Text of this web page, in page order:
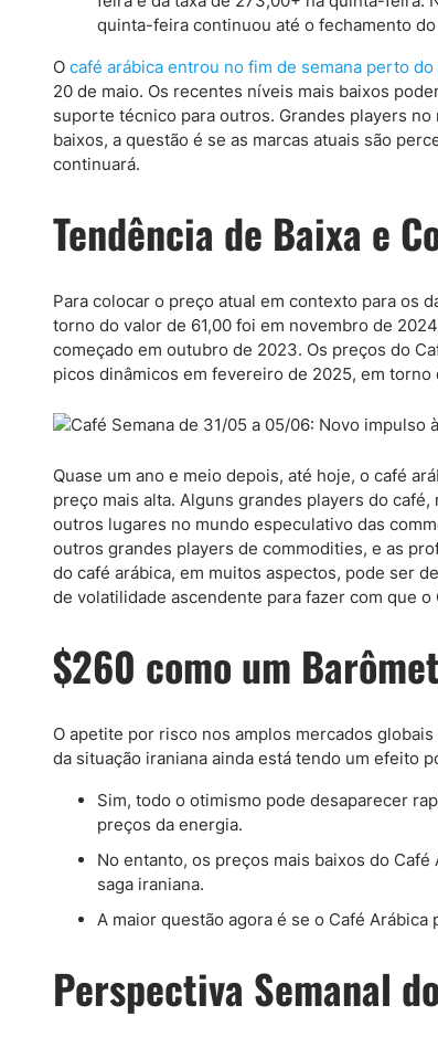
Todos los índices
quinta-feira continuou até o fechamento
O café arábica entrou no fim de semana perto
20 de maio. Os recentes níveis mais baixos
suporte técnico para outros. Grandes players
baixos, a questão é se as marcas atuais são
continuará.
Tendência de Baixa e
Para colocar o preço atual em contexto para os
torno do valor de 61,00 foi em novembro de
começado em outubro de 2023. Os preços do
picos dinâmicos em fevereiro de 2025, em torno
Quase um ano e meio depois, até hoje, o café
preço mais alta. Alguns grandes players do
outros lugares no mundo especulativo das
outros grandes players de commodities, e as
do café arábica, em muitos aspectos, pode ser
de volatilidade ascendente para fazer com que
$260 como um
O apetite por risco nos amplos mercados
da situação iraniana ainda está tendo um efeito
Sim, todo o otimismo pode desaparecer
preços da energia.
No entanto, os preços mais baixos do
saga iraniana.
A maior questão agora é se o Café
Perspectiva Semanal